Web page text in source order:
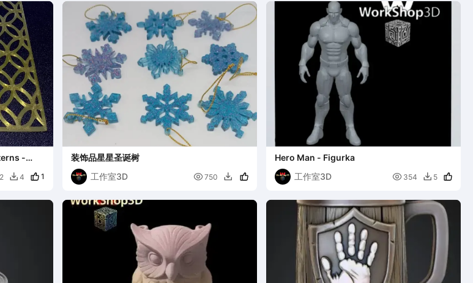
-
 4 1
装饰品星星圣诞树
工作室3D
 750 
Hero Man - Figurka
工作室3D
 354  5